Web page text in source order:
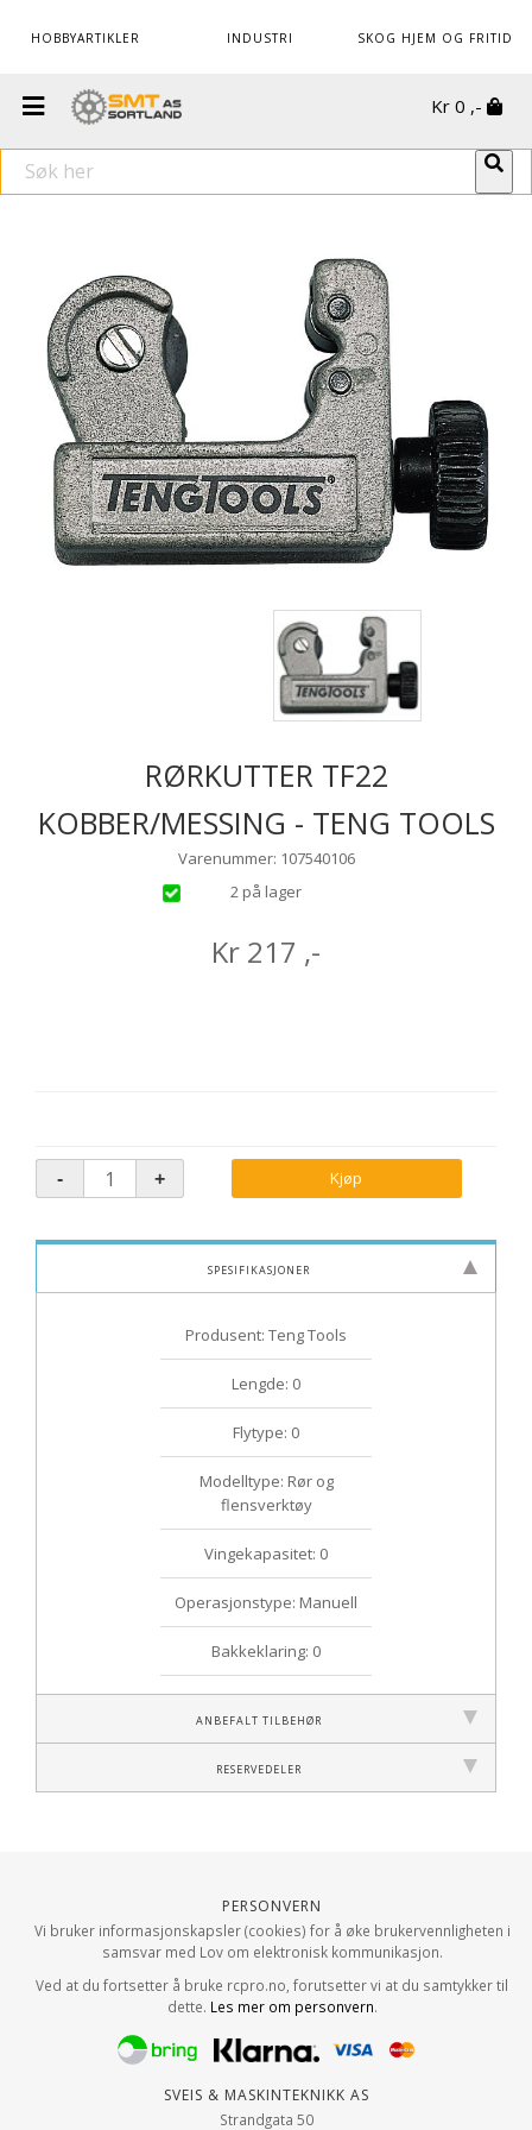
HOBBYARTIKLER INDUSTRI SKOG HJEM OG FRITID
Kr 0 ,-
RØRKUTTER TF22
KOBBER/MESSING - TENG TOOLS
Varenummer: 107540106
2 på lager
Kr 217 ,-
Kjøp
Spesifikasjoner
Produsent: Teng Tools
Lengde: 0
Flytype: 0
Modelltype: Rør og
flensverktøy
Vingekapasitet: 0
Operasjonstype: Manuell
Bakkeklaring: 0
Anbefalt tilbehør
Reservedeler
Personvern
Vi bruker informasjonskapsler (cookies) for å øke brukervennligheten i
samsvar med Lov om elektronisk kommunikasjon.
Ved at du fortsetter å bruke rcpro.no, forutsetter vi at du samtykker til
dette. Les mer om personvern.
Sveis & Maskinteknikk AS
Strandgata 50